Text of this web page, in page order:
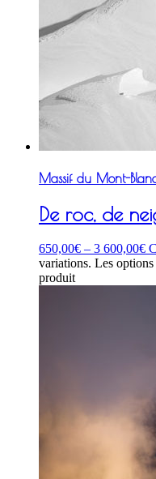
Massif du Mont-
De roc, de
650,00€ – 3 600,00€
variations. Les
produit